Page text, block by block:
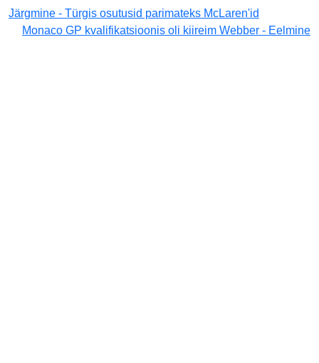
Järgmine - Türgis osutusid parimateks McLaren'id
Monaco GP kvalifikatsioonis oli kiireim Webber - Eelmine